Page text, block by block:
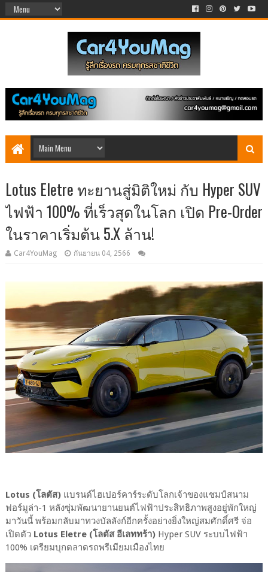
Lotus Eletre ทะยานสู่มิติใหม่ กับ Hyper SUV
ไฟฟ้า 100% ที่เร็วสุดในโลก เปิด Pre-Order
ในราคาเริ่มต้น 5.X ล้าน!
Car4YouMag กันยายน 04, 2566
Lotus (โลตัส) แบรนด์ไฮเปอร์คาร์ระดับโลกเจ้าของแชมป์สนาม
ฟอร์มูล่า-1 หลังซุ่มพัฒนายานยนต์ไฟฟ้าประสิทธิภาพสูงอยู่พักใหญ่
มาวันนี้ พร้อมกลับมาทวงบัลลังก์อีกครั้งอย่างยิ่งใหญ่สมศักดิ์ศรี จ่อ
เปิดตัว Lotus Eletre (โลตัส อีเลททร้า)Hyper SUV ระบบไฟฟ้า
100% เตรียมบุกตลาดรถพรีเมียมเมืองไทย